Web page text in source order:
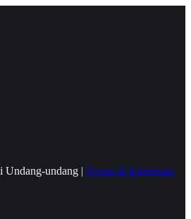
Undang-undang | Syarat & Ketentuan